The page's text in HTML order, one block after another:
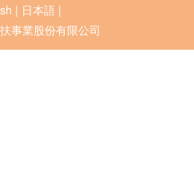
| 日本語 |
事業股份有限公司